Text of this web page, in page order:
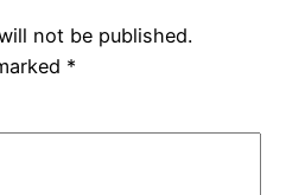
not be published.
*